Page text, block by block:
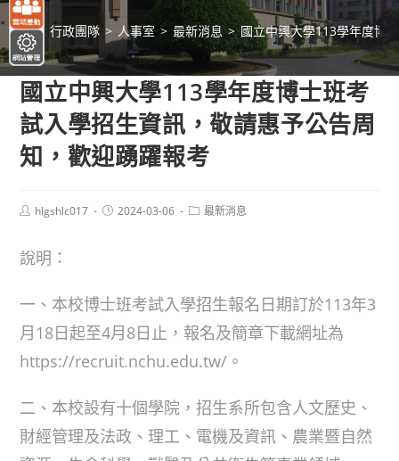
> 行政團隊 > 人事室 > 最新消息 > 國立中興大學113學年度博
國立中興大學113學年度博士班考
試入學招生資訊，敬請惠予公告周
知，歡迎踴躍報考
Posthlgshlc017
Post2024-03-06
Post最新消息
說明：
一、本校博士班考試入學招生報名日期訂於113年3
月18日起至4月8日止，報名及簡章下載網址為
https://recruit.nchu.edu.tw/。
二、本校設有十個學院，招生系所包含人文歷史、
財經管理及法政、理工、電機及資訊、農業暨自然